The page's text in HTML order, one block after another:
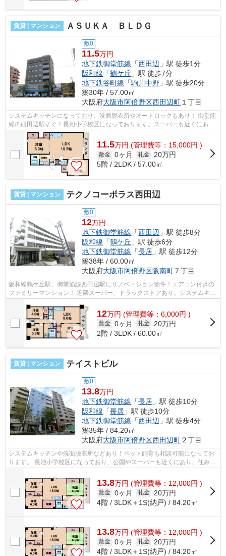
賃貸 | マンション ＡＳＵＫＡ ＢＬＤＧ
敷0
11.5万円
地下鉄御堂筋線 「西田辺 」駅 徒歩1分
阪和線 「鶴ケ丘 」駅 徒歩7分
地下鉄谷町線 「駒川中野 」駅 徒歩20分
築30年 / 57.00㎡
大阪府大阪市阿倍野区西田辺町 １丁目
システムキッチンになっており、洗面脱衣所やオートロックもあり！ 御堂筋
線の西田辺駅すぐ！長池小学校区になっております。スーパーも近くにあり
ます。 ■□■□■□■□■□■□■□■□■□■□■□■□■...
11.5万円 (管理費等：15,000円 )
敷金 0ヶ月 礼金
20万円
5階 / 2LDK / 57.00㎡
賃貸 | マンション テクノコーポラス西田辺
敷0
12万円
地下鉄御堂筋線 「西田辺 」駅 徒歩8分
阪和線 「鶴ケ丘 」駅 徒歩6分
地下鉄御堂筋線 「長居 」駅 徒歩12分
築38年 / 60.00㎡
大阪府大阪市阿倍野区阪南町 ７丁目
阪和線鶴ケ丘駅、御堂筋線西田辺駅にリノベーション物件！エアコン付きの
ファミリーマンション！ 近隣スーパー、ドラックストアあり。システムキッ
12万円 (管理費等：6,000円 )
敷金 0ヶ月 礼金
20万円
2階 / 3LDK / 60.00㎡
賃貸 | マンション テイストビル
敷0
13.8万円
地下鉄御堂筋線 「長居 」駅 徒歩10分
阪和線 「長居 」駅 徒歩10分
地下鉄御堂筋線 「西田辺 」駅 徒歩4分
築35年 / 84.20㎡
大阪府大阪市阿倍野区西田辺町２丁目
システムキッチンや洗面脱衣所などあり！ペット飼育も相談可能になってお
ります。 長池小学校区になっており、公園やスーパーも近くにあり、住みや
13.8万円 (管理費等：12,000円 )
敷金 0ヶ月 礼金
20万円
4階 / 3LDK＋1S(納戸) / 84.20㎡
13.8万円 (管理費等：12,000円 )
敷金 0ヶ月 礼金
20万円
4階 / 3LDK＋1S(納戸) / 84.20㎡